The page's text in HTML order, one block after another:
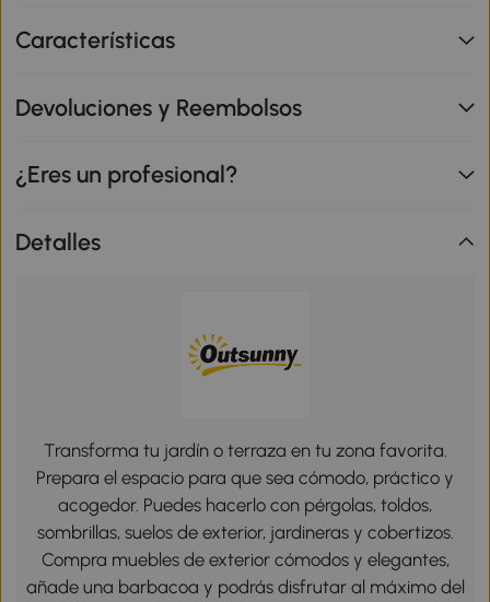
Características
Devoluciones y Reembolsos
¿Eres un profesional?
Detalles
Transforma tu jardín o terraza en tu zona favorita.
Prepara el espacio para que sea cómodo, práctico y
acogedor. Puedes hacerlo con pérgolas, toldos,
sombrillas, suelos de exterior, jardineras y cobertizos.
Compra muebles de exterior cómodos y elegantes,
añade una barbacoa y podrás disfrutar al máximo del